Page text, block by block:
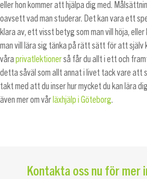
eller hon kommer att hjälpa dig med.
oavsett vad man studerar. Det kan vara ett
klara av, ett visst betyg som man vill höja,
man vill lära sig tänka på rätt sätt för att själv
våra privatlektionerså får du allt i ett och
detta såväl som allt annat i livet tack vare att
takt med att du inser hur mycket du kan lära
även mer om vår läxhjälp i Göteborg.
Kontakta oss nu för mer